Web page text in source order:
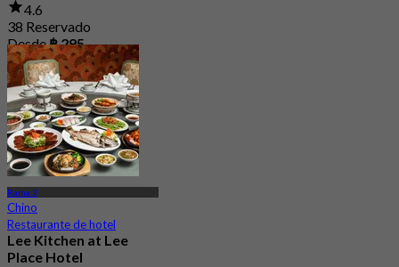
4.6
38 Reservado
Desde฿ 295
Rama 3
Chino
Restaurante de hotel
Lee Kitchen at Lee
Place Hotel